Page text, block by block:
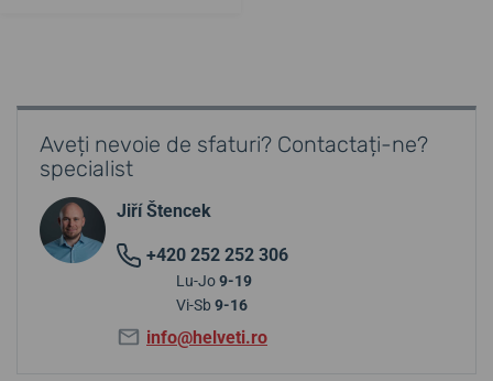
Aveți nevoie de sfaturi? Contactați-ne?
specialist
Jiří Štencek
+420 252 252 306
Lu-Jo9-19
Vi-Sb 9-16
info@helveti.ro